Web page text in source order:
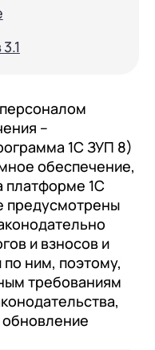
–
1С ЗУП 8)
обеспечение,
платформе 1С
предусмотрены
и взносов и
ним, поэтому,
требованиям